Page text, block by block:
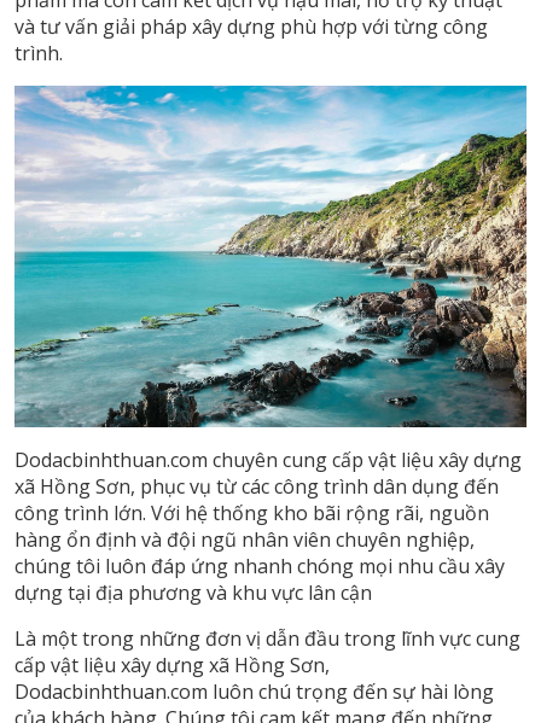
và tư vấn giải pháp xây dựng phù hợp với từng công
trình.
Dodacbinhthuan.com chuyên cung cấp vật liệu xây dựng
xã Hồng Sơn, phục vụ từ các công trình dân dụng đến
công trình lớn. Với hệ thống kho bãi rộng rãi, nguồn
hàng ổn định và đội ngũ nhân viên chuyên nghiệp,
chúng tôi luôn đáp ứng nhanh chóng mọi nhu cầu xây
dựng tại địa phương và khu vực lân cận
Là một trong những đơn vị dẫn đầu trong lĩnh vực cung
cấp vật liệu xây dựng xã Hồng Sơn,
Dodacbinhthuan.com luôn chú trọng đến sự hài lòng